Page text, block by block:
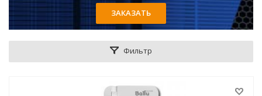
ЗАКАЗАТЬ
Фильтр